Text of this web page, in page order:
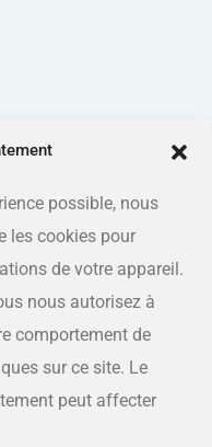
possible, nous
les cookies pour
de votre appareil.
nous autorisez à
comportement de
sur ce site. Le
peut affecter
1K1